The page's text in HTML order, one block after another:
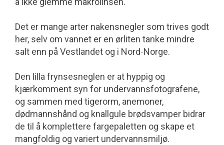
Det er mange arter nakensnegler som trives godt
her, selv om vannet er en ørliten tanke mindre
salt enn på Vestlandet og i Nord-Norge.
Den lilla frynsesneglen er at hyppig og
kjærkomment syn for undervanns­fotografene,
og sammen med tigerorm, anemoner,
dødmannshånd og knallgule brødsvamper bidrar
de til å komplettere fargepaletten og skape et
mangfoldig og variert undervannsmiljø.